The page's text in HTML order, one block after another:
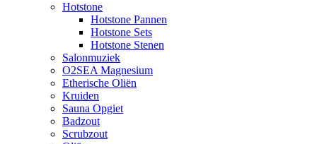
Hotstone
Hotstone Pannen
Hotstone Sets
Hotstone Stenen
Salonmuziek
O2SEA Magnesium
Etherische Oliën
Kruiden
Sauna Opgiet
Badzout
Scrubzout